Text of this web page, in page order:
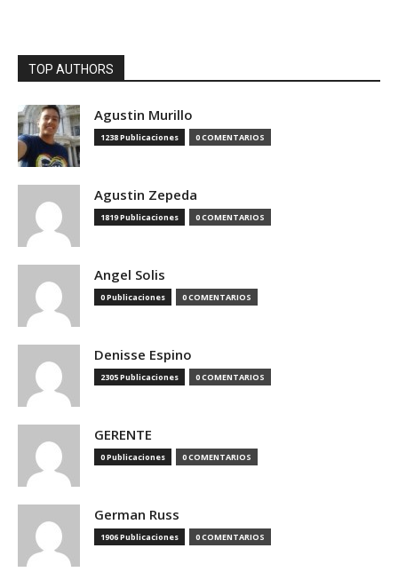
TOP AUTHORS
Agustin Murillo
1238 Publicaciones 0 COMENTARIOS
Agustin Zepeda
1819 Publicaciones 0 COMENTARIOS
Angel Solis
0 Publicaciones 0 COMENTARIOS
Denisse Espino
2305 Publicaciones 0 COMENTARIOS
GERENTE
0 Publicaciones 0 COMENTARIOS
German Russ
1906 Publicaciones 0 COMENTARIOS